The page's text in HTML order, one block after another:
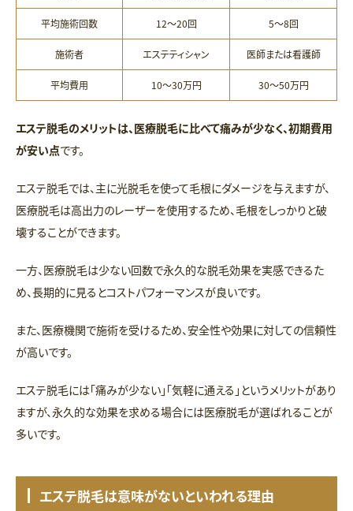
平均施術回数 12〜20回 5〜8回
施術者 エステティシャン 医師または看護師
平均費用 10〜30万円 30〜50万円
エステ脱毛のメリットは、医療脱毛に比べて痛みが少なく、初期費用
が安い点です。
エステ脱毛では、主に光脱毛を使って毛根にダメージを与えますが、
医療脱毛は高出力のレーザーを使用するため、毛根をしっかりと破
壊することができます。
一方、医療脱毛は少ない回数で永久的な脱毛効果を実感できるた
め、長期的に見るとコストパフォーマンスが良いです。
また、医療機関で施術を受けるため、安全性や効果に対しての信頼性
が高いです。
エステ脱毛には「痛みが少ない」「気軽に通える」というメリットがあり
ますが、永久的な効果を求める場合には医療脱毛が選ばれることが
多いです。
エステ脱毛は意味がないといわれる理由